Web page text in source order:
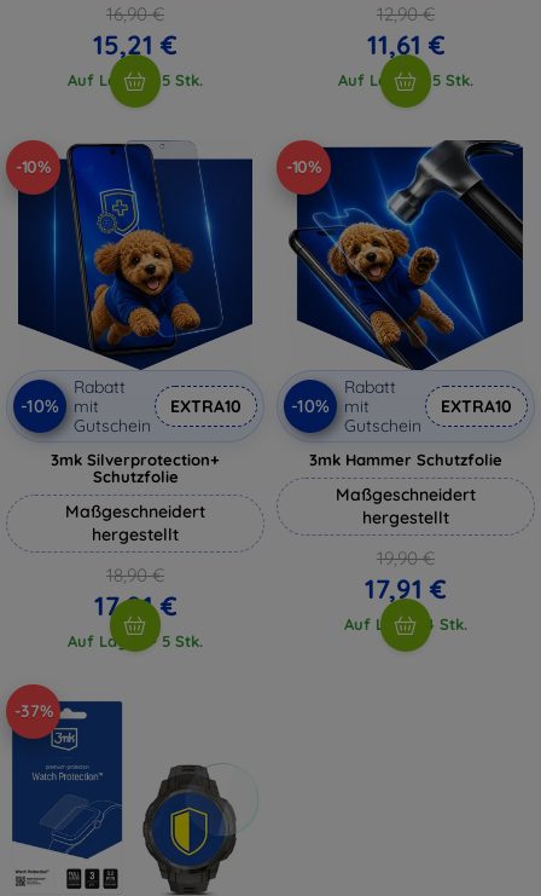
16,90 €
15,21 €
Auf Lager > 5 Stk.
12,90 €
11,61 €
Auf Lager > 5 Stk.
-10%
-10%
Rabatt
mit
Gutschein
EXTRA10
3mk Silverprotection+
Schutzfolie
Maßgeschneidert
hergestellt
18,90 €
17,01 €
Auf Lager > 5 Stk.
-10%
-10%
Rabatt
mit
Gutschein
EXTRA10
3mk Hammer Schutzfolie
Maßgeschneidert
hergestellt
19,90 €
17,91 €
Auf Lager 4 Stk.
-37%